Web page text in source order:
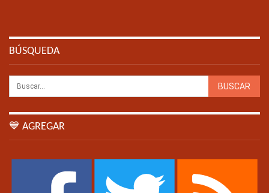
BÚSQUEDA
💙 AGREGAR